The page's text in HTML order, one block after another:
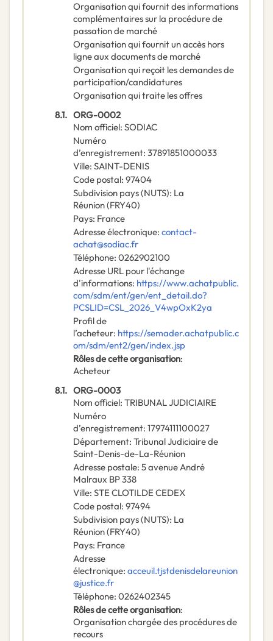
Organisation qui fournit des informations
complémentaires sur la procédure de
passation de marché
Organisation qui fournit un accès hors
ligne aux documents de marché
Organisation qui reçoit les demandes de
participation/candidatures
Organisation qui traite les offres
8.1. ORG-0002
Nom officiel: SODIAC
Numéro
d’enregistrement: 37891851000033
Ville: SAINT-DENIS
Code postal: 97404
Subdivision pays (NUTS): La
Réunion(FRY40)
Pays: France
Adresse électronique: contact-
achat@sodiac.fr
Téléphone: 0262902100
Adresse URL pour l'échange
d'informations: https://www.achatpublic.
com/sdm/ent/gen/ent_detail.do?
PCSLID=CSL_2026_V4wpOxK2ya
Profil de
l’acheteur: https://semader.achatpublic.c
om/sdm/ent2/gen/index.jsp
Rôles de cette organisation:
Acheteur
8.1. ORG-0003
Nom officiel: TRIBUNAL JUDICIAIRE
Numéro
d’enregistrement: 17974111100027
Département: Tribunal Judiciaire de
Saint-Denis-de-La-Réunion
Adresse postale: 5 avenue André
Malraux BP 338
Ville: STE CLOTILDE CEDEX
Code postal: 97494
Subdivision pays (NUTS): La
Réunion(FRY40)
Pays: France
Adresse
électronique: acceuil.tjstdenisdelareunion
@justice.fr
Téléphone: 0262402345
Rôles de cette organisation:
Organisation chargée des procédures de
recours